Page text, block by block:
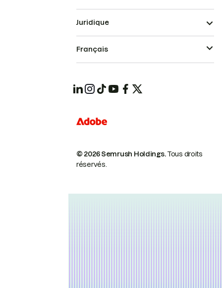
© 2026 Semrush Holdings.Tous droits
réservés.
Juridique
Français